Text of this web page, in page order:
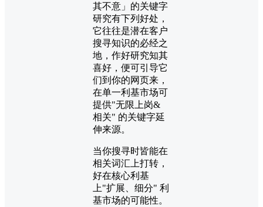
其不意」的关键字
研究有下列好处，
它往往是潜在客户
搜寻知识的必经之
地，作好研究知其
喜好，便可引导它
们到你的网页来，
在单一利基市场可
提供"无限上岗&
相关" 的关键字延
伸来源。
当你搜寻时皆能在
相关词汇上打转，
好在核心利基
上"扩展、细分" 利
基市场的可能性。